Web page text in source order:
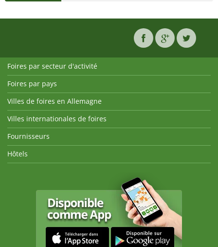
Foires par secteur d'activité
Foires par pays
Villes de foires en Allemagne
Villes internationales de foires
Fournisseurs
Hôtels